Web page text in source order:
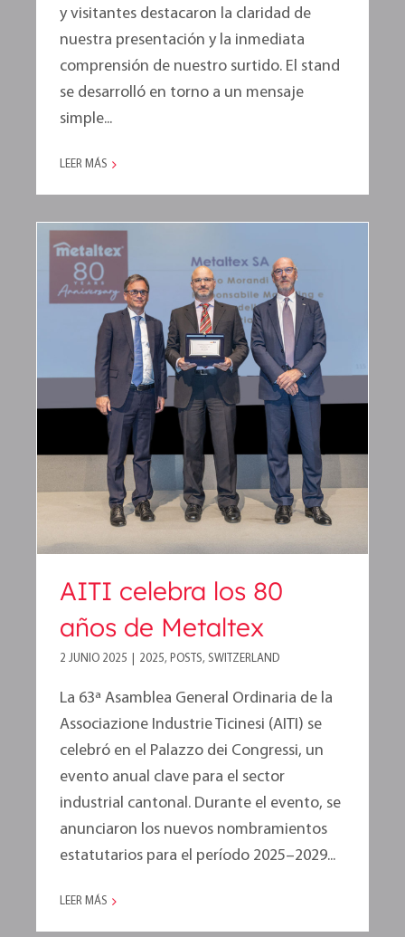
y visitantes destacaron la claridad de
nuestra presentación y la inmediata
comprensión de nuestro surtido. El stand
se desarrolló en torno a un mensaje
simple...
LEER MÁS
AITI celebra los 80 años de
Metaltex
AITI celebra los 80
años de Metaltex
2 JUNIO 2025 2025, POSTS, SWITZERLAND
La 63ª Asamblea General Ordinaria de la
Associazione Industrie Ticinesi (AITI) se
celebró en el Palazzo dei Congressi, un
evento anual clave para el sector
industrial cantonal. Durante el evento, se
anunciaron los nuevos nombramientos
estatutarios para el período 2025–2029...
LEER MÁS